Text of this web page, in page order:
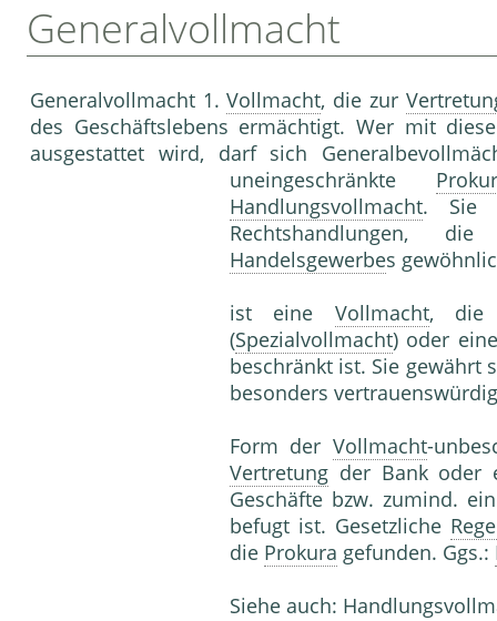
Generalvollmacht
Generalvollmacht 1.Vollmacht, die zur
des Geschäftslebens ermächtigt. Wer mit
ausgestattet wird, darf sich
uneingeschränkte
Handlungsvollmacht. Sie
Rechtshandlungen,
Handelsgewerbes
ist eine Vollmacht, die
(Spezialvollmacht) oder
beschränkt ist. Sie gewährt
besonders
Form der Vollmacht-
Vertretung der Bank oder
Geschäfte bzw. zumind.
befugt ist. Gesetzliche
die Prokura gefunden. Ggs.:
Siehe auch: